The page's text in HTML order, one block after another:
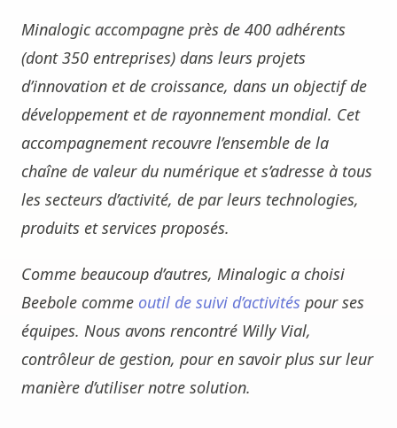
Minalogic accompagne près de 400 adhérents
(dont 350 entreprises) dans leurs projets
d’innovation et de croissance, dans un objectif de
développement et de rayonnement mondial. Cet
accompagnement recouvre l’ensemble de la
chaîne de valeur du numérique et s’adresse à tous
les secteurs d’activité, de par leurs technologies,
produits et services proposés.
Comme beaucoup d’autres, Minalogic a choisi
Beebole comme outil de suivi d’activités pour ses
équipes. Nous avons rencontré Willy Vial,
contrôleur de gestion, pour en savoir plus sur leur
manière d’utiliser notre solution.